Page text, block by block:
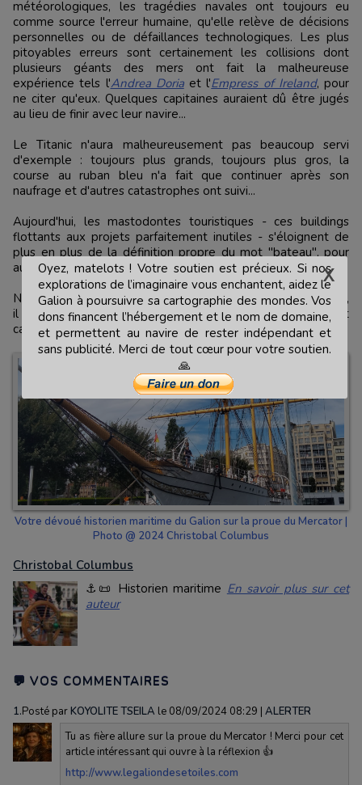
météorologiques, les tragédies navales ont toujours eu
comme source l'erreur humaine, qu'elle relève de décisions
personnelles ou de défaillances technologiques. Les plus
pitoyables erreurs sont certainement les collisions dont
plusieurs géants des mers ont fait la malheureuse
expérience tels l'Andrea Doriaet l'Empress of Ireland, pour
ne citer qu'eux. Quelques capitaines auraient dû être jugés
au lieu de finir avec leur navire...
Le Titanic n'aura malheureusement pas beaucoup servi
d'exemple : toujours plus grands, toujours plus gros, la
course au ruban bleu n'a fait que continuer après son
naufrage et d'autres catastrophes ont suivi...
Aujourd'hui, les mastodontes touristiques - ces buildings
flottants aux projets parfaitement inutiles - s'éloignent de
plus en plus de la définition propre du mot "bateau", pour
autant qu'on puisse encore les qualifier de la sorte.
N'ayant jamais employé ce terme dans mes récits maritimes,
il reste donc à chacun de se faire sa propre définition et
catégorie desnavires de légende...
Votre dévoué historien maritime du Galion sur la proue du Mercator |
Photo @ 2024 Christobal Columbus
Christobal Columbus
⚓📜 Historien maritime En savoir plus sur cet
auteur
💬 VOS COMMENTAIRES
1.Posté parKOYOLITE TSEILA le 08/09/2024 08:29 | ALERTER
Tu as fière allure sur la proue du Mercator ! Merci pour cet
article intéressant qui ouvre à la réflexion 👍
http://www.legaliondesetoiles.com
Oyez, matelots ! Votre soutien est précieux. Si nos
explorations de l’imaginaire vous enchantent, aidez le
Galion à poursuivre sa cartographie des mondes. Vos
dons financent l’hébergement et le nom de domaine,
et permettent au navire de rester indépendant et
sans publicité. Merci de tout cœur pour votre soutien.
🙏